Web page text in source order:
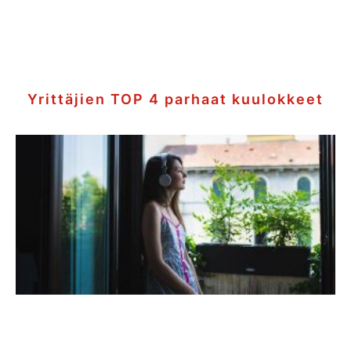
Yrittäjien TOP 4 parhaat kuulokkeet